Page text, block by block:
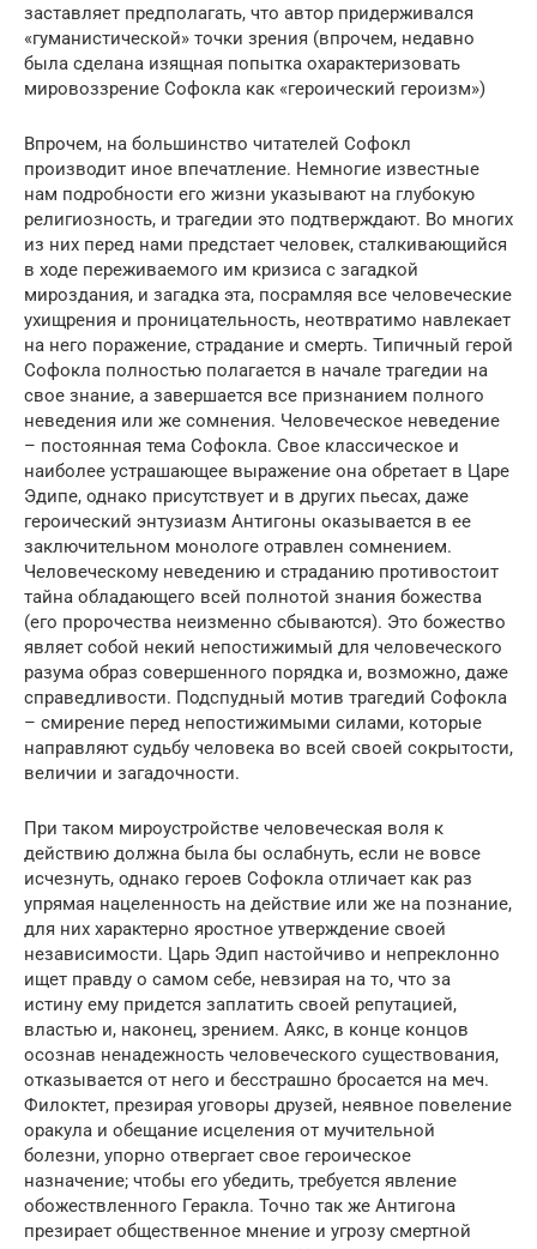
заставляет предполагать, что автор придерживался
«гуманистической» точки зрения (впрочем, недавно
была сделана изящная попытка охарактеризовать
мировоззрение Софокла как «героический героизм»)
Впрочем, на большинство читателей Софокл
производит иное впечатление. Немногие известные
нам подробности его жизни указывают на глубокую
религиозность, и трагедии это подтверждают. Во многих
из них перед нами предстает человек, сталкивающийся
в ходе переживаемого им кризиса с загадкой
мироздания, и загадка эта, посрамляя все человеческие
ухищрения и проницательность, неотвратимо навлекает
на него поражение, страдание и смерть. Типичный герой
Софокла полностью полагается в начале трагедии на
свое знание, а завершается все признанием полного
неведения или же сомнения. Человеческое неведение
– постоянная тема Софокла. Свое классическое и
наиболее устрашающее выражение она обретает в Царе
Эдипе, однако присутствует и в других пьесах, даже
героический энтузиазм Антигоны оказывается в ее
заключительном монологе отравлен сомнением.
Человеческому неведению и страданию противостоит
тайна обладающего всей полнотой знания божества
(его пророчества неизменно сбываются). Это божество
являет собой некий непостижимый для человеческого
разума образ совершенного порядка и, возможно, даже
справедливости. Подспудный мотив трагедий Софокла
– смирение перед непостижимыми силами, которые
направляют судьбу человека во всей своей сокрытости,
величии и загадочности.
При таком мироустройстве человеческая воля к
действию должна была бы ослабнуть, если не вовсе
исчезнуть, однако героев Софокла отличает как раз
упрямая нацеленность на действие или же на познание,
для них характерно яростное утверждение своей
независимости. Царь Эдип настойчиво и непреклонно
ищет правду о самом себе, невзирая на то, что за
истину ему придется заплатить своей репутацией,
властью и, наконец, зрением. Аякс, в конце концов
осознав ненадежность человеческого существования,
отказывается от него и бесстрашно бросается на меч.
Филоктет, презирая уговоры друзей, неявное повеление
оракула и обещание исцеления от мучительной
болезни, упорно отвергает свое героическое
назначение; чтобы его убедить, требуется явление
обожествленного Геракла. Точно так же Антигона
презирает общественное мнение и угрозу смертной